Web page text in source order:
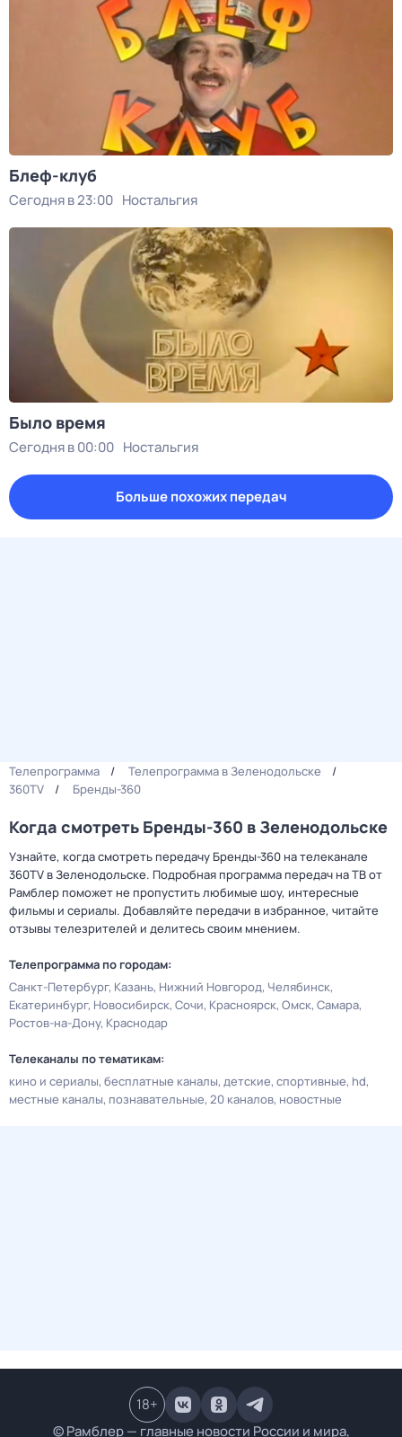
Блеф-клуб
Сегодня в 23:00 Ностальгия
Было время
Сегодня в 00:00 Ностальгия
Больше похожих передач
Телепрограмма
Телепрограмма в Зеленодольске
360TV
Бренды-360
Когда смотреть Бренды-360 в Зеленодольске
Узнайте, когда смотреть передачу Бренды-360 на телеканале
360TV в Зеленодольске. Подробная программа передач на ТВ от
Рамблер поможет не пропустить любимые шоу, интересные
фильмы и сериалы. Добавляйте передачи в избранное, читайте
отзывы телезрителей и делитесь своим мнением.
Телепрограмма по городам:
Санкт-Петербург Казань Нижний Новгород Челябинск
Екатеринбург Новосибирск Сочи Красноярск Омск Самара
Ростов-на-Дону Краснодар
Телеканалы по тематикам:
кино и сериалы бесплатные каналы детские спортивные hd
местные каналы познавательные 20 каналов новостные
© Рамблер — главные новости России и мира,
18+